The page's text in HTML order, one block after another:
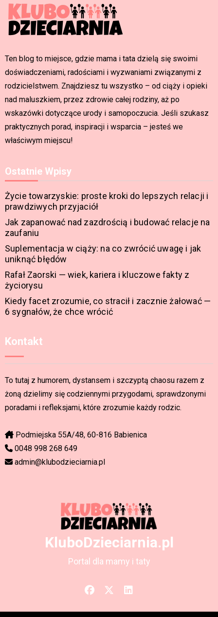
Ten blog to miejsce, gdzie mama i tata dzielą się swoimi
doświadczeniami, radościami i wyzwaniami związanymi z
rodzicielstwem. Znajdziesz tu wszystko – od ciąży i opieki
nad maluszkiem, przez zdrowie całej rodziny, aż po
wskazówki dotyczące urody i samopoczucia. Jeśli szukasz
praktycznych porad, inspiracji i wsparcia – jesteś we
właściwym miejscu!
Ostatnie Wpisy
Życie towarzyskie: proste kroki do lepszych relacji i
prawdziwych przyjaciół
Jak zapanować nad zazdrością i budować relacje na
zaufaniu
Suplementacja w ciąży: na co zwrócić uwagę i jak
uniknąć błędów
Rafał Zaorski — wiek, kariera i kluczowe fakty z
życiorysu
Kiedy facet zrozumie, co stracił i zacznie żałować —
6 sygnałów, że chce wrócić
Kontakt
To tutaj z humorem, dystansem i szczyptą chaosu razem z
żoną dzielimy się codziennymi przygodami, sprawdzonymi
poradami i refleksjami, które zrozumie każdy rodzic.
Podmiejska 55A/48, 60-816 Babienica
0048 998 268 649
admin@klubodzieciarnia.pl
KluboDzieciarnia.pl
Portal dla mamy i taty